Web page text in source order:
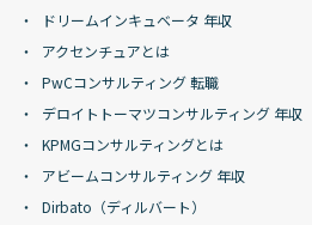
ドリームインキュベータ 年収
アクセンチュアとは
PwCコンサルティング 転職
デロイトトーマツコンサルティング 年収
KPMGコンサルティングとは
アビームコンサルティング 年収
Dirbato（ディルバート）